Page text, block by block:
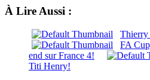
À Lire Aussi :
Thierry
FA
end sur France 4!
Titi Henry!